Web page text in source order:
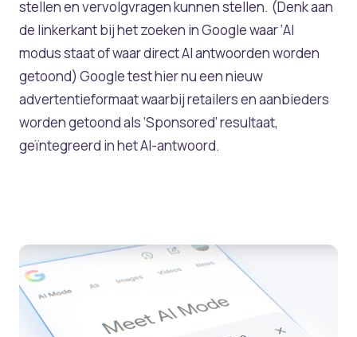
stellen en vervolgvragen kunnen stellen. (Denk aan
de linkerkant bij het zoeken in Google waar ‘AI
modus staat of waar direct AI antwoorden worden
getoond) Google test hier nu een nieuw
advertentieformaat waarbij retailers en aanbieders
worden getoond als ‘Sponsored’ resultaat,
geïntegreerd in het AI-antwoord.